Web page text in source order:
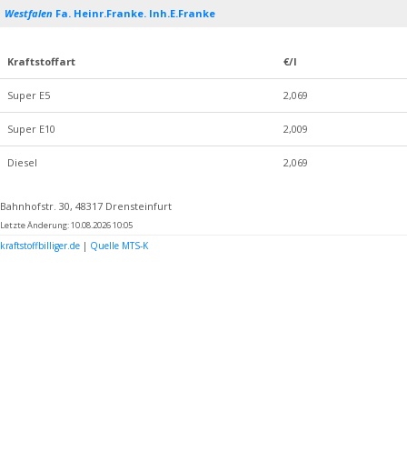
Westfalen Fa. Heinr.Franke. Inh.E.Franke
Kraftstoffart €/l
Super E5 2,069
Super E10 2,009
Diesel 2,069
Bahnhofstr. 30, 48317 Drensteinfurt
Letzte Änderung: 10.08.2026 10:05
kraftstoffbilliger.de | Quelle MTS-K